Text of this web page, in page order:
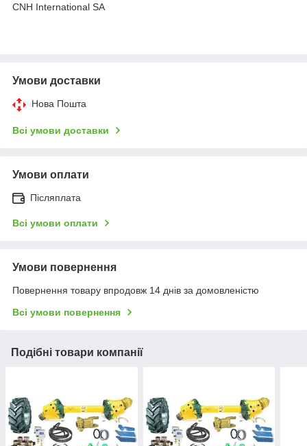
CNH International SA
Умови доставки
Нова Пошта
Всі умови доставки
Умови оплати
Післяплата
Всі умови оплати
Умови повернення
Повернення товару впродовж 14 днів за домовленістю
Всі умови повернення
Подібні товари компанії